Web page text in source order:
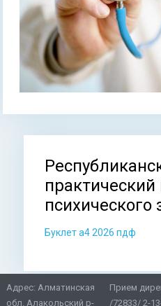
Вы здесь
практический
психического
Буклет а4 2026 пдф
Адрес: Алматинская
обл. Алакольский р-
Прием
/72833/ 2-